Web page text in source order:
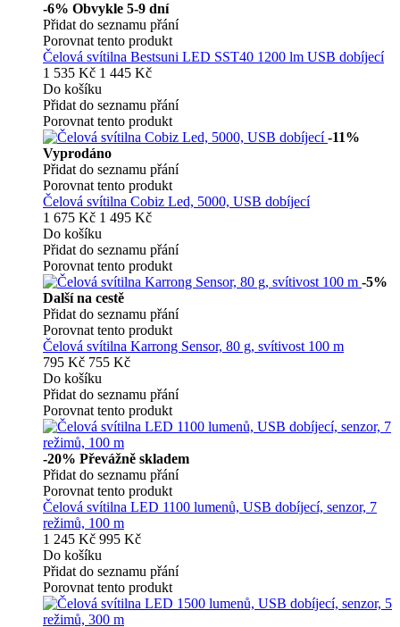
-6% Obvykle 5-9 dní
Přidat do seznamu přání
Porovnat tento produkt
Čelová svítilna Bestsuni LED SST40 1200 lm USB dobíjecí
1 535 Kč 1 445 Kč
Do košíku
Přidat do seznamu přání
Porovnat tento produkt
-11%
Vyprodáno
Přidat do seznamu přání
Porovnat tento produkt
Čelová svítilna Cobiz Led, 5000, USB dobíjecí
1 675 Kč 1 495 Kč
Do košíku
Přidat do seznamu přání
Porovnat tento produkt
-5%
Další na cestě
Přidat do seznamu přání
Porovnat tento produkt
Čelová svítilna Karrong Sensor, 80 g, svítivost 100 m
795 Kč 755 Kč
Do košíku
Přidat do seznamu přání
Porovnat tento produkt
-20% Převážně skladem
Přidat do seznamu přání
Porovnat tento produkt
Čelová svítilna LED 1100 lumenů, USB dobíjecí, senzor, 7
režimů, 100 m
1 245 Kč 995 Kč
Do košíku
Přidat do seznamu přání
Porovnat tento produkt